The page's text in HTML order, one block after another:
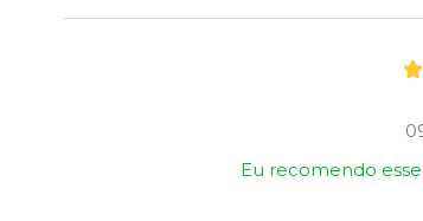
Eu recomendo